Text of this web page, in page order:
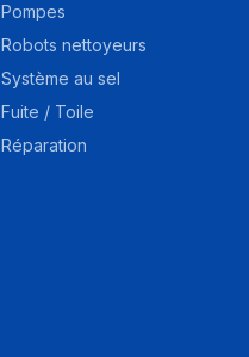
Pompes
Robots nettoyeurs
Système au sel
Fuite / Toile
Réparation